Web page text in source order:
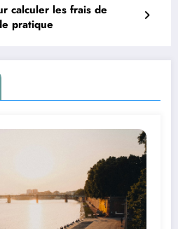
calculer les frais de
pratique